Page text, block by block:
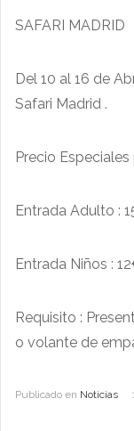
SAFARI MADRID
Del 10 al 16 de
Safari Madrid .
Precio
Entrada Adulto :
Entrada Niños :
Requisito :
o volante de
Publicado en Noticias